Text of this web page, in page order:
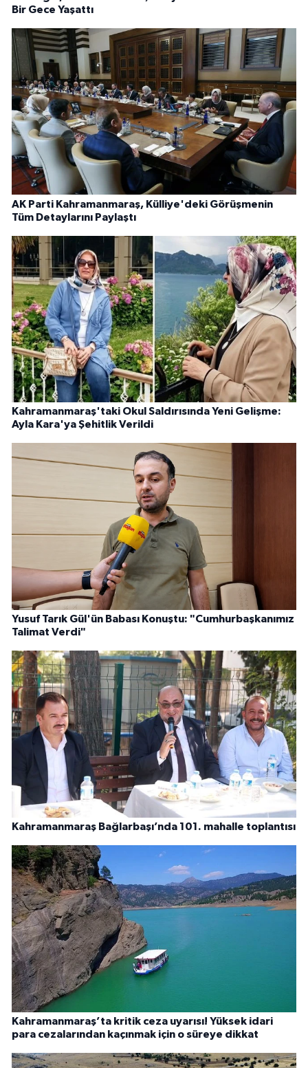
Bir Gece Yaşattı
AK Parti Kahramanmaraş, Külliye'deki Görüşmenin
Tüm Detaylarını Paylaştı
Kahramanmaraş'taki Okul Saldırısında Yeni Gelişme:
Ayla Kara'ya Şehitlik Verildi
Yusuf Tarık Gül'ün Babası Konuştu: "Cumhurbaşkanımız
Talimat Verdi"
Kahramanmaraş Bağlarbaşı’nda 101. mahalle toplantısı
Kahramanmaraş’ta kritik ceza uyarısı! Yüksek idari
para cezalarından kaçınmak için o süreye dikkat